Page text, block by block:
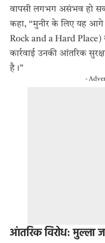
वापसी लगभग असंभव हो
कहा, “मुनीर के लिए यह
Rock and a Hard Place)
कार्रवाई उनकी आंतरिक
है।”
-
आंतरिक विरोध: मुल्ला